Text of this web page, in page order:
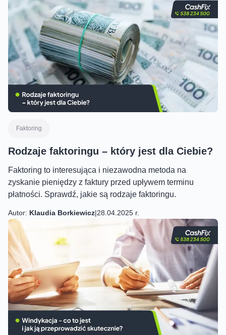
Faktoring
Rodzaje faktoringu – który jest dla Ciebie?
Faktoring to interesująca i niezawodna metoda na
zyskanie pieniędzy z faktury przed upływem terminu
płatności. Sprawdź, jakie są rodzaje faktoringu.
Autor: Klaudia Borkiewicz|28.04.2025 r.